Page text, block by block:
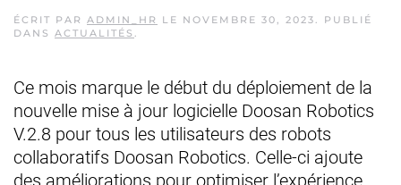
ÉCRIT PAR ADMIN_HR LE NOVEMBRE 30, 2023. PUBLIÉ
DANS ACTUALITÉS .
Ce mois marque le début du déploiement de la
nouvelle mise à jour logicielle Doosan Robotics
V.2.8 pour tous les utilisateurs des robots
collaboratifs Doosan Robotics. Celle-ci ajoute